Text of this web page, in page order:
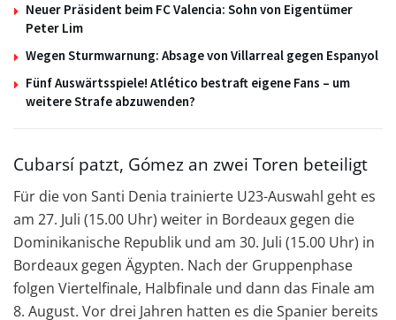
Neuer Präsident beim FC Valencia: Sohn von Eigentümer
Peter Lim
Wegen Sturmwarnung: Absage von Villarreal gegen Espanyol
Fünf Auswärtsspiele! Atlético bestraft eigene Fans – um
weitere Strafe abzuwenden?
Cubarsí patzt, Gómez an zwei Toren beteiligt
Für die von Santi Denia trainierte U23-Auswahl geht es
am 27. Juli (15.00 Uhr) weiter in Bordeaux gegen die
Dominikanische Republik und am 30. Juli (15.00 Uhr) in
Bordeaux gegen Ägypten. Nach der Gruppenphase
folgen Viertelfinale, Halbfinale und dann das Finale am
8. August. Vor drei Jahren hatten es die Spanier bereits